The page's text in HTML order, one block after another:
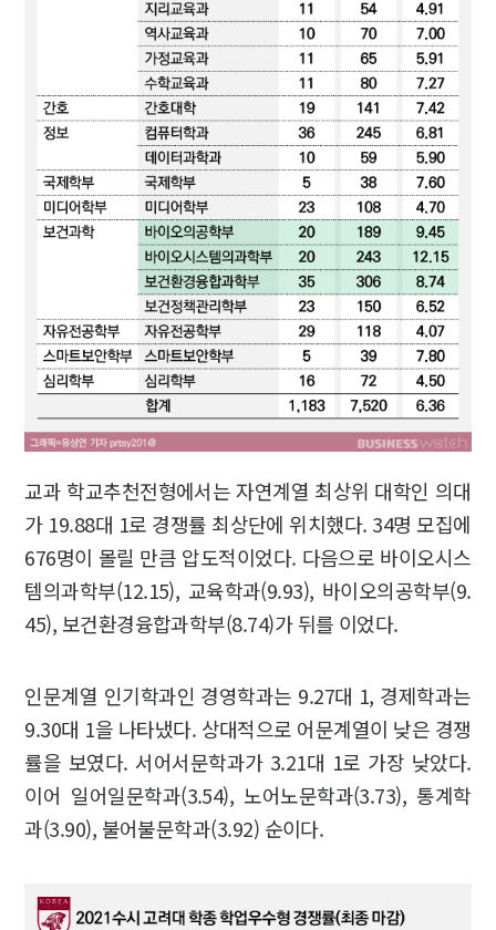
교과 학교추천전형에서는 자연계열 최상위 대학인 의대
가 19.88대 1로 경쟁률 최상단에 위치했다. 34명 모집에
676명이 몰릴 만큼 압도적이었다. 다음으로 바이오시스
템의과학부(12.15), 교육학과(9.93), 바이오의공학부(9.
45), 보건환경융합과학부(8.74)가 뒤를 이었다.
인문계열 인기학과인 경영학과는 9.27대 1, 경제학과는
9.30대 1을 나타냈다. 상대적으로 어문계열이 낮은 경쟁
률을 보였다. 서어서문학과가 3.21대 1로 가장 낮았다.
이어 일어일문학과(3.54), 노어노문학과(3.73), 통계학
과(3.90), 불어불문학과(3.92) 순이다.